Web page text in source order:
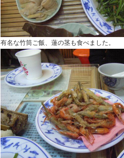
有名な竹筒ご飯、蓮の茎も食べました。